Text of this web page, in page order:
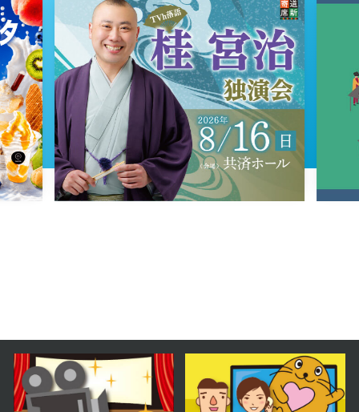
2023年12月14日 放送
第42話
2023年12月13日 放送
第41話
2023年12月11日 放送
第39話